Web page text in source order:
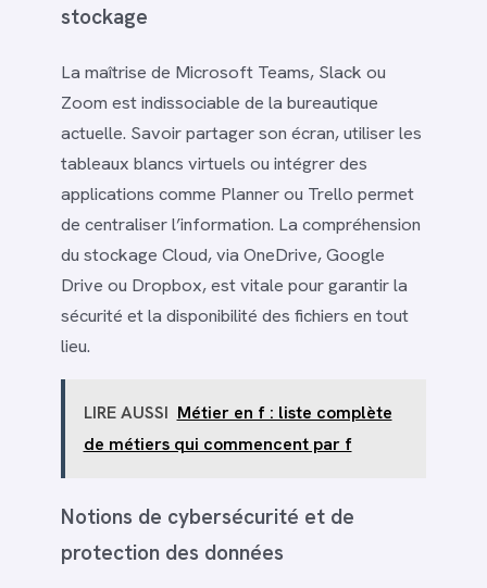
stockage
La maîtrise de Microsoft Teams, Slack ou
Zoom est indissociable de la bureautique
actuelle. Savoir partager son écran, utiliser les
tableaux blancs virtuels ou intégrer des
applications comme Planner ou Trello permet
de centraliser l’information. La compréhension
du stockage Cloud, via OneDrive, Google
Drive ou Dropbox, est vitale pour garantir la
sécurité et la disponibilité des fichiers en tout
lieu.
LIRE AUSSI Métier en f : liste complète
de métiers qui commencent par f
Notions de cybersécurité et de
protection des données